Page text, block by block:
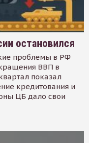
остановился
проблемы в РФ
ВВП в
показал
кредитования и
ЦБ дало свои